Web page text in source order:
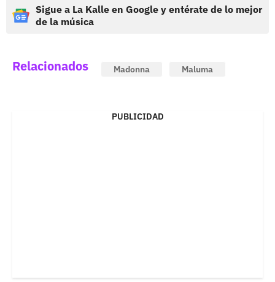
Sigue a La Kalle en Google y entérate de lo mejor
de la música
Relacionados Madonna Maluma
PUBLICIDAD